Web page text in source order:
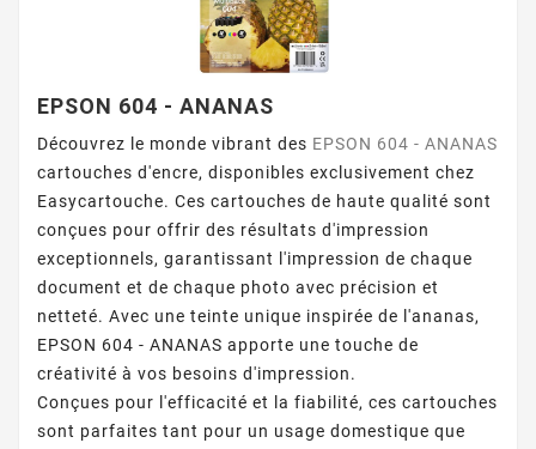
EPSON 604 - ANANAS
Découvrez le monde vibrant des EPSON 604 - ANANAS
cartouches d'encre, disponibles exclusivement chez
Easycartouche. Ces cartouches de haute qualité sont
conçues pour offrir des résultats d'impression
exceptionnels, garantissant l'impression de chaque
document et de chaque photo avec précision et
netteté. Avec une teinte unique inspirée de l'ananas,
EPSON 604 - ANANAS apporte une touche de
créativité à vos besoins d'impression.
Conçues pour l'efficacité et la fiabilité, ces cartouches
sont parfaites tant pour un usage domestique que